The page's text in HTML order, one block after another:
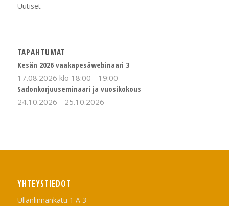
Uutiset
TAPAHTUMAT
Kesän 2026 vaakapesäwebinaari 3
17.08.2026 klo 18:00 - 19:00
Sadonkorjuuseminaari ja vuosikokous
24.10.2026 - 25.10.2026
YHTEYSTIEDOT
Ullanlinnankatu 1 A 3